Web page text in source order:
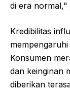
di era normal,"
Kredibilitas
Konsumen
dan keinginan
diberikan